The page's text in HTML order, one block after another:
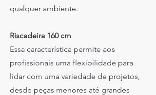
qualquer ambiente.
Riscadeira 160 cm
Essa característica permite aos
profissionais uma flexibilidade para
lidar com uma variedade de projetos,
desde peças menores até grandes